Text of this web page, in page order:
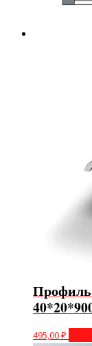
Профиль
495,00₽